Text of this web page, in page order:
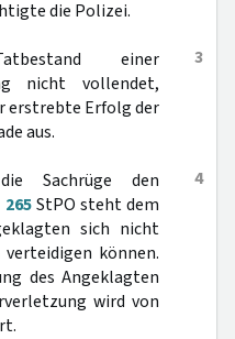
die Polizei.
3
einer
nicht vollendet,
erstrebte Erfolg der
aus.
4
Sachrüge den
265StPO steht dem
sich nicht
können.
des Angeklagten
wird von